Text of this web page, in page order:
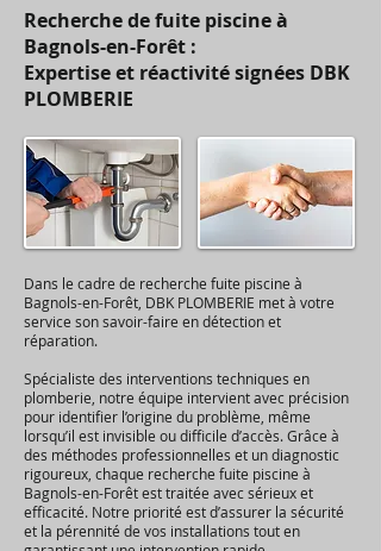
Recherche de fuite piscine à
Bagnols-en-Forêt :
Expertise et réactivité signées DBK
PLOMBERIE
Dans le cadre de recherche fuite piscine à
Bagnols-en-Forêt, DBK PLOMBERIE met à votre
service son savoir-faire en détection et
réparation.
Spécialiste des interventions techniques en
plomberie, notre équipe intervient avec précision
pour identifier l’origine du problème, même
lorsqu’il est invisible ou difficile d’accès. Grâce à
des méthodes professionnelles et un diagnostic
rigoureux, chaque recherche fuite piscine à
Bagnols-en-Forêt est traitée avec sérieux et
efficacité. Notre priorité est d’assurer la sécurité
et la pérennité de vos installations tout en